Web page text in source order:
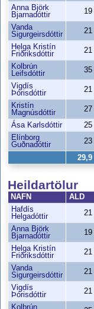
Heildartölur
NAFN ALD
Hafdís
Helgadóttir
21
Anna Björk
Bjarnadóttir
19
Helga Kristín
Friðriksdóttir
21
Vanda
Sigurgeirsdóttir
21
Vigdís
Þórisdóttir
21
Kolbrún
Anna Björk
Bjarnadóttir
19
Vanda
Sigurgeirsdóttir
21
Helga Kristín
Friðriksdóttir
21
Kolbrún
Leifsdóttir
35
Vigdís
Þórisdóttir
21
Kristín
Magnúsdóttir
27
Ása Karlsdóttir
25
Elínborg
Guðnadóttir
23
29,9